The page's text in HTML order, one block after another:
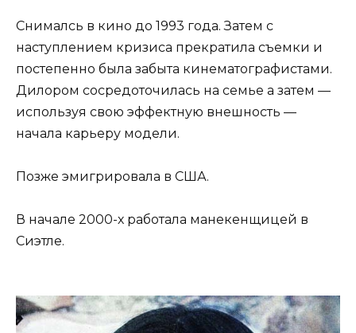
Снималсь в кино до 1993 года. Затем с
наступлением кризиса прекратила съемки и
постепенно была забыта кинематографистами.
Дилором сосредоточилась на семье а затем —
используя свою эффектную внешность —
начала карьеру модели.
Позже эмигрировала в США.
В начале 2000-х работала манекенщицей в
Сиэтле.